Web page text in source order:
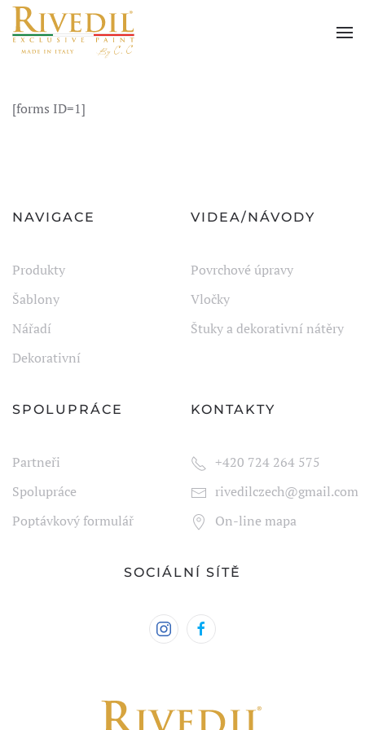
Skip to main content
[forms ID=1]
NAVIGACE
Produkty
Šablony
Nářadí
Dekorativní
VIDEA/NÁVODY
Povrchové úpravy
Vločky
Štuky a dekorativní nátěry
SPOLUPRÁCE
Partneři
Spolupráce
Poptávkový formulář
KONTAKTY
+420 724 264 575
rivedilczech@gmail.com
On-line mapa
SOCIÁLNÍ SÍTĚ